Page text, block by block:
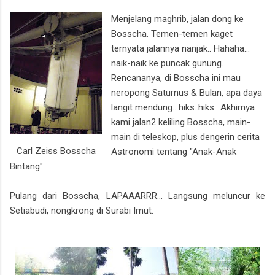
Carl Zeiss Bosscha
Menjelang maghrib, jalan dong ke
Bosscha. Temen-temen kaget
ternyata jalannya nanjak.. Hahaha...
naik-naik ke puncak gunung.
Rencananya, di Bosscha ini mau
neropong Saturnus & Bulan, apa daya
langit mendung.. hiks..hiks.. Akhirnya
kami jalan2 keliling Bosscha, main-
main di teleskop, plus dengerin cerita
Astronomi tentang "Anak-Anak
Bintang".
Pulang dari Bosscha, LAPAAARRR... Langsung meluncur ke
Setiabudi, nongkrong di Surabi Imut.